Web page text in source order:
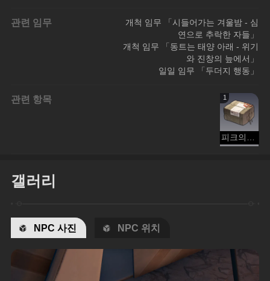
관련 임무
개척 임무 「시들어가는 겨울밤 - 심
연으로 추락한 자들」
개척 임무 「동트는 태양 아래 - 위기
와 진창의 늪에서」
일일 임무 「두더지 행동」
관련 항목 1
피크의 이름이 적힌 택배
갤러리
NPC 사진 NPC 위치